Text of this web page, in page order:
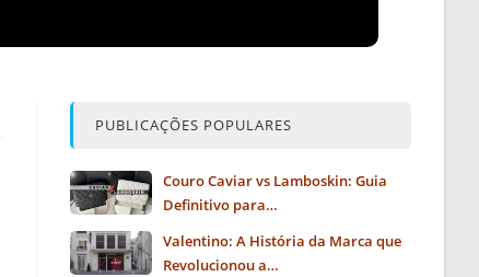
PUBLICAÇÕES POPULARES
Couro Caviar vs Lamboskin: Guia
Definitivo para…
Valentino: A História da Marca que
Revolucionou a…